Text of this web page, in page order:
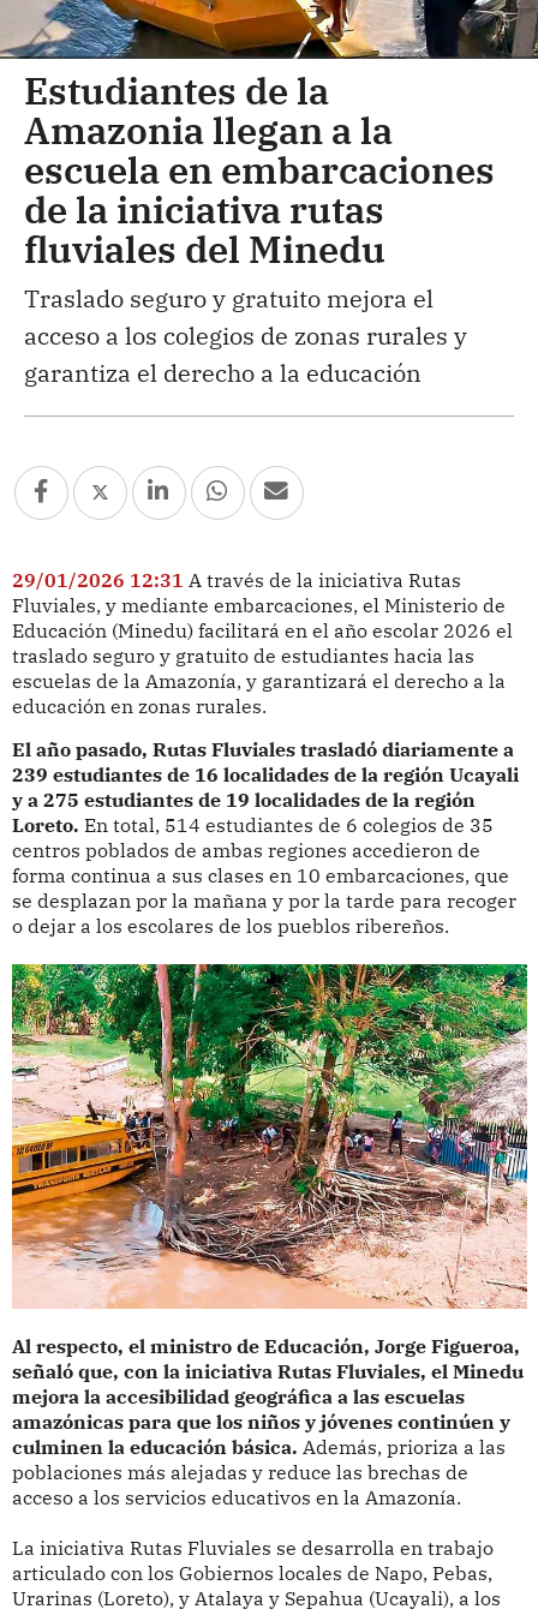
Estudiantes de la
Amazonia llegan a la
escuela en embarcaciones
de la iniciativa rutas
fluviales del Minedu
Traslado seguro y gratuito mejora el
acceso a los colegios de zonas rurales y
garantiza el derecho a la educación
29/01/2026 12:31 A través de la iniciativa Rutas
Fluviales, y mediante embarcaciones, el Ministerio de
Educación (Minedu) facilitará en el año escolar 2026 el
traslado seguro y gratuito de estudiantes hacia las
escuelas de la Amazonía, y garantizará el derecho a la
educación en zonas rurales.
El año pasado, Rutas Fluviales trasladó diariamente a
239 estudiantes de 16 localidades de la región Ucayali
y a 275 estudiantes de 19 localidades de la región
Loreto. En total, 514 estudiantes de 6 colegios de 35
centros poblados de ambas regiones accedieron de
forma continua a sus clases en 10 embarcaciones, que
se desplazan por la mañana y por la tarde para recoger
o dejar a los escolares de los pueblos ribereños.
Al respecto, el ministro de Educación, Jorge Figueroa,
señaló que, con la iniciativa Rutas Fluviales, el Minedu
mejora la accesibilidad geográfica a las escuelas
amazónicas para que los niños y jóvenes continúen y
culminen la educación básica. Además, prioriza a las
poblaciones más alejadas y reduce las brechas de
acceso a los servicios educativos en la Amazonía.
La iniciativa Rutas Fluviales se desarrolla en trabajo
articulado con los Gobiernos locales de Napo, Pebas,
Urarinas (Loreto), y Atalaya y Sepahua (Ucayali), a los